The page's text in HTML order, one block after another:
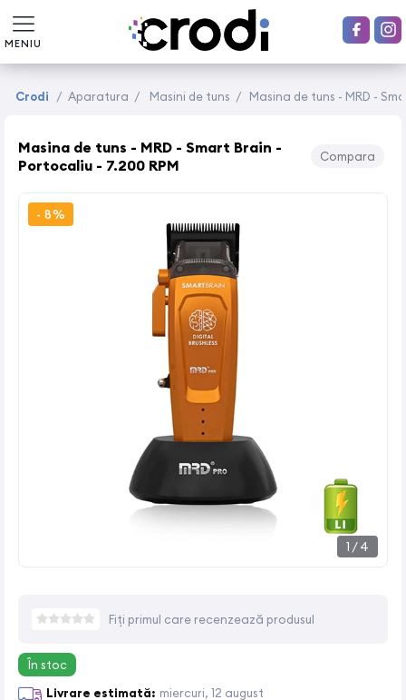
MENIU
Crodi / Aparatura / Masini de tuns / Masina de tuns - MRD -
Masina de tuns - MRD - Smart Brain -
Portocaliu - 7.200 RPM
Compara
1 /4
- 8%
Fiți primul care recenzează produsul
În stoc
Livrare estimată: miercuri, 12 august